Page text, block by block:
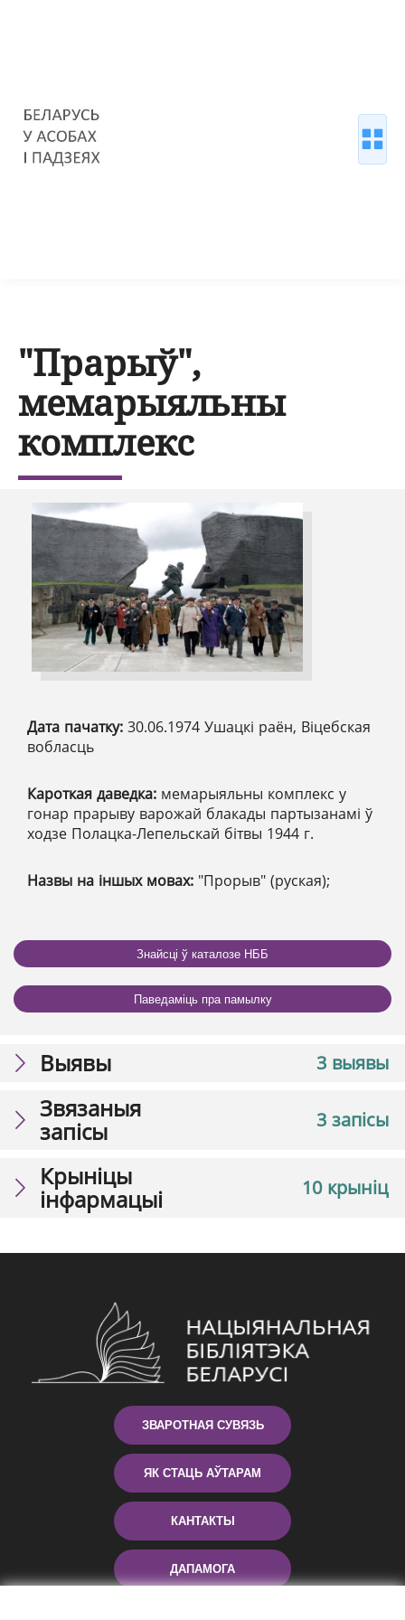
"Прарыў",
мемарыяльны
комплекс
Дата пачатку: 30.06.1974 Ушацкі раён, Віцебская
вобласць
Кароткая даведка: мемарыяльны комплекс у
гонар прарыву варожай блакады партызанамі ў
ходзе Полацка-Лепельскай бітвы 1944 г.
Назвы на іншых мовах: "Прорыв" (руская);
Знайсці ў каталозе НББ
Паведаміць пра памылку
3 выявы
Выявы
3 запісы
Звязаныя
запісы
10 крыніц
Крыніцы
інфармацыі
ЗВАРОТНАЯ СУВЯЗЬ
ЯК СТАЦЬ АЎТАРАМ
КАНТАКТЫ
ДАПАМОГА